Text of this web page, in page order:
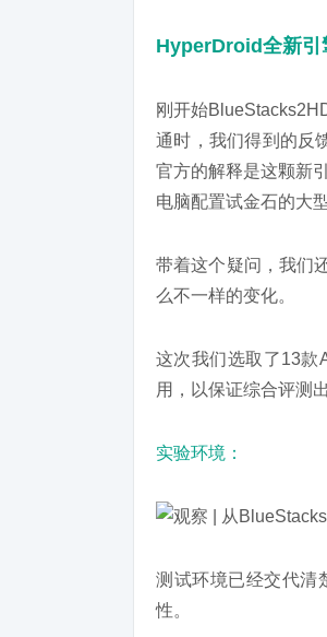
HyperDroid全新引
刚开始
通时，我们得到的反
官方的解释是这颗新
电脑配置试金石的大
带着这个疑问，我们
么不一样的变化。
这次我们选取了13款
用，以保证综合评测
实验环境：
测试环境已经交代清
性。